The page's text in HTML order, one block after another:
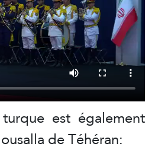
est également
de Téhéran: